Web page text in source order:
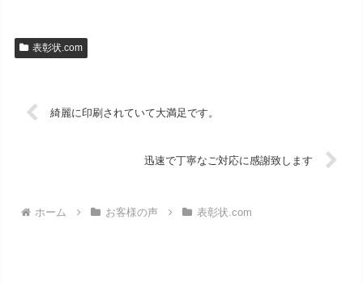
表彰状.com
綺麗に印刷されていて大満足です。
迅速で丁寧なご対応に感謝致します
ホーム お客様の声 表彰状.com